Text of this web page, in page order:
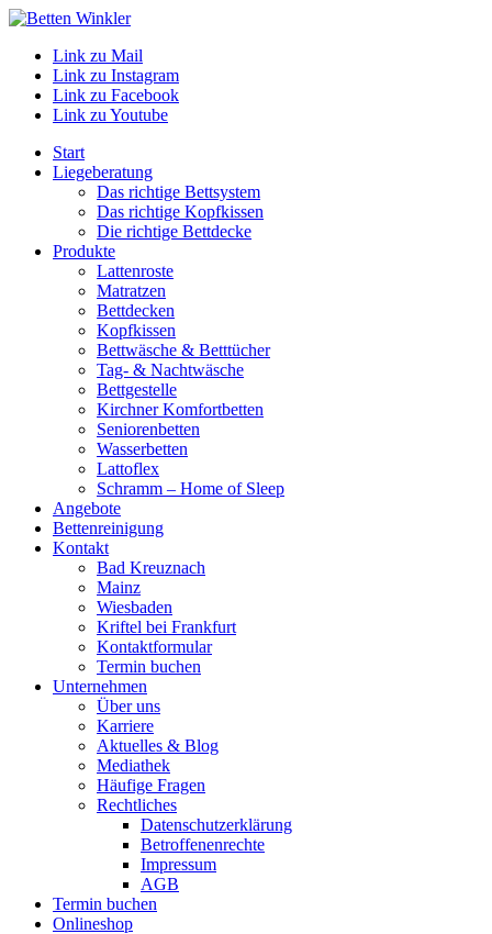
Link zu Mail
Link zu Instagram
Link zu Facebook
Link zu Youtube
Start
Liegeberatung
Das richtige Bettsystem
Das richtige Kopfkissen
Die richtige Bettdecke
Produkte
Lattenroste
Matratzen
Bettdecken
Kopfkissen
Bettwäsche & Betttücher
Tag- & Nachtwäsche
Bettgestelle
Kirchner Komfortbetten
Seniorenbetten
Wasserbetten
Lattoflex
Schramm – Home of Sleep
Angebote
Bettenreinigung
Kontakt
Bad Kreuznach
Mainz
Wiesbaden
Kriftel bei Frankfurt
Kontaktformular
Termin buchen
Unternehmen
Über uns
Karriere
Aktuelles & Blog
Mediathek
Häufige Fragen
Rechtliches
Datenschutzerklärung
Betroffenenrechte
Impressum
AGB
Termin buchen
Onlineshop